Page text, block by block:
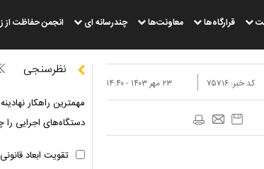
قرارگاه‌ها معاونت‌ها چندرسانه ای انجمن حفاظت از
۲۳ مهر ۱۴۰۳ - ۱۴:۴۰ کد خبر: ۷۵۷۱۶
نظرسنجی
مهمترین راهکار
دستگاه‌های اجرایی را
تقویت ابعاد